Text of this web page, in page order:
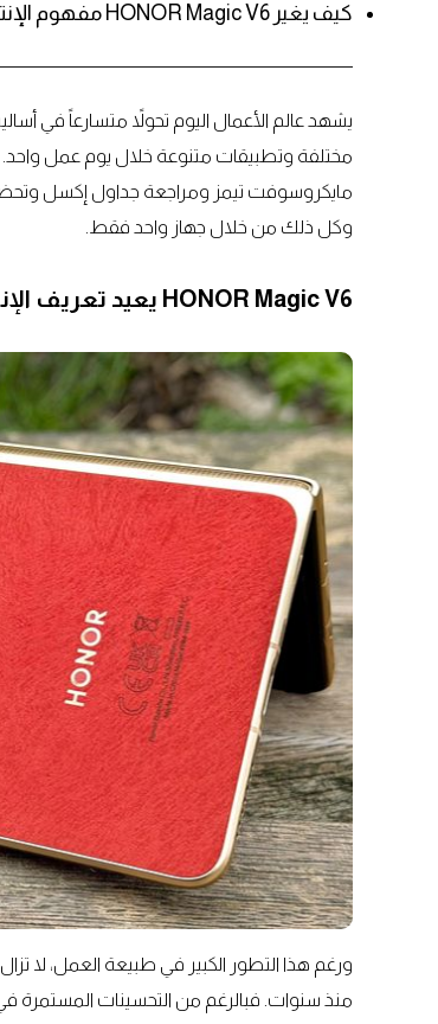
كيف يغير HONOR Magic V6 مفهوم الإنتاجية والعمل أثناء التنقل؟
يشهد عالم الأعمال اليوم تحولاً متسارعاً في
مختلفة وتطبيقات متنوعة خلال يوم عمل واحد.
مايكروسوفت تيمز ومراجعة جداول إكسل وتحضير
وكل ذلك من خلال جهاز واحد فقط.
HONOR Magic V6 يعيد تعريف الإنتاجية في عصر العمل المرن
ورغم هذا التطور الكبير في طبيعة العمل، لا
منذ سنوات. فبالرغم من التحسينات المستمرة في